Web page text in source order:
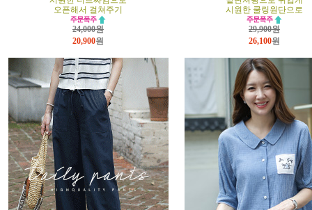
오픈해서 걸쳐주기
24,000원
20,900원
시원한 쿨링원단으로
29,900원
26,100원